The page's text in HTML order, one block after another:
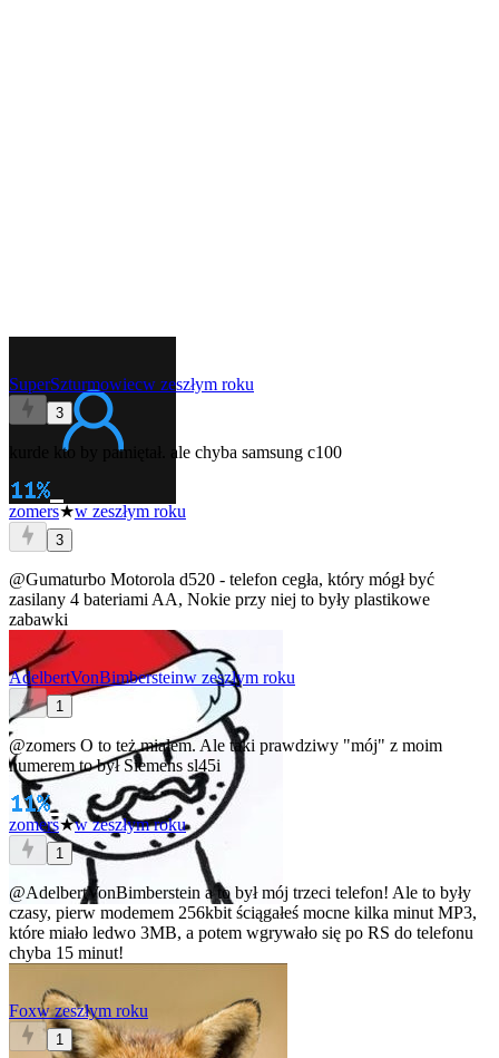
SuperSzturmowiecw zeszłym roku
3
kurde kto by pamiętał. ale chyba samsung c100
zomers★w zeszłym roku
3
@Gumaturbo Motorola d520 - telefon cegła, który mógł być
zasilany 4 bateriami AA, Nokie przy niej to były plastikowe
zabawki
AdelbertVonBimbersteinw zeszłym roku
1
@zomers O to też miałem. Ale taki prawdziwy "mój" z moim
numerem to był Siemens sl45i
zomers★w zeszłym roku
1
@AdelbertVonBimberstein a to był mój trzeci telefon! Ale to były
czasy, pierw modemem 256kbit ściągałeś mocne kilka minut MP3,
które miało ledwo 3MB, a potem wgrywało się po RS do telefonu
chyba 15 minut!
Foxw zeszłym roku
1